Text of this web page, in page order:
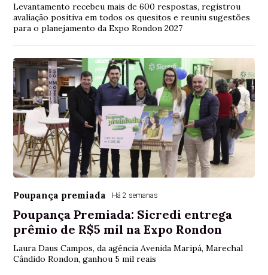
Levantamento recebeu mais de 600 respostas, registrou
avaliação positiva em todos os quesitos e reuniu sugestões
para o planejamento da Expo Rondon 2027
Poupança premiada Há 2 semanas
Poupança Premiada: Sicredi entrega
prêmio de R$5 mil na Expo Rondon
Laura Daus Campos, da agência Avenida Maripá, Marechal
Cândido Rondon, ganhou 5 mil reais